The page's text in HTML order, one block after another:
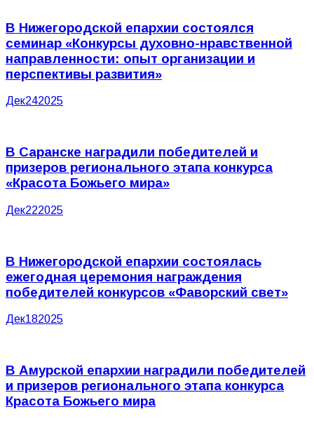
В Нижегородской епархии состоялся
семинар «Конкурсы духовно-нравственной
направленности: опыт организации и
перспективы развития»
Дек242025
В Саранске наградили победителей и
призеров регионального этапа конкурса
«Красота Божьего мира»
Дек222025
В Нижегородской епархии состоялась
ежегодная церемония награждения
победителей конкурсов «Фаворский свет»
Дек182025
В Амурской епархии наградили победителей
и призеров регионального этапа конкурса
Красота Божьего мира